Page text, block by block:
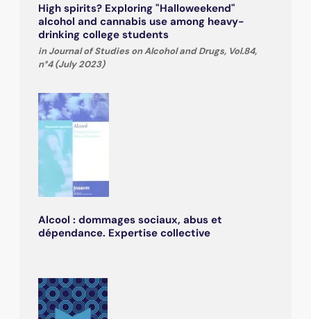
High spirits? Exploring "Halloweekend"
alcohol and cannabis use among heavy-
drinking college students
in Journal of Studies on Alcohol and Drugs, Vol.84,
n°4 (July 2023)
Alcool : dommages sociaux, abus et
dépendance. Expertise collective